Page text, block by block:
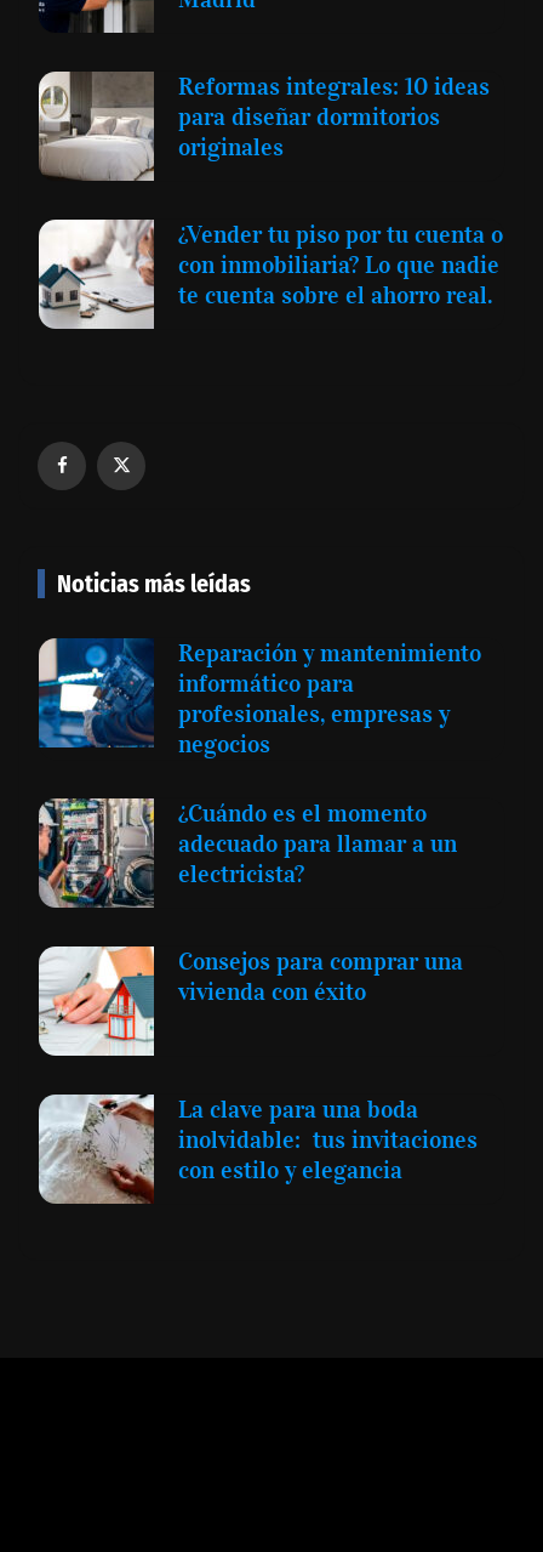
Reformas integrales: 10 ideas
para diseñar dormitorios
originales
¿Vender tu piso por tu cuenta o
con inmobiliaria? Lo que nadie
te cuenta sobre el ahorro real.
Noticias más leídas
Reparación y mantenimiento
informático para
profesionales, empresas y
negocios
¿Cuándo es el momento
adecuado para llamar a un
electricista?
Consejos para comprar una
vivienda con éxito
La clave para una boda
inolvidable: tus invitaciones
con estilo y elegancia